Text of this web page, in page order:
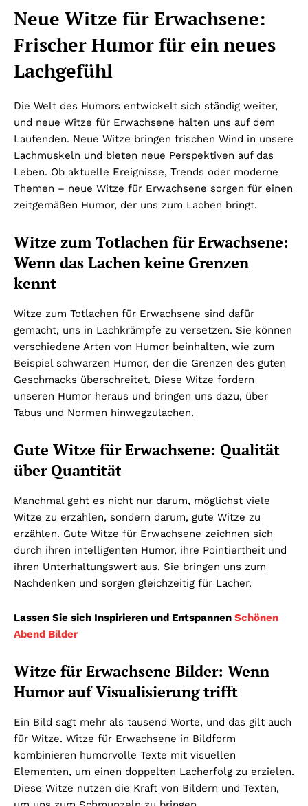
Neue Witze für Erwachsene:
Frischer Humor für ein neues
Lachgefühl
Die Welt des Humors entwickelt sich ständig weiter,
und neue Witze für Erwachsene halten uns auf dem
Laufenden. Neue Witze bringen frischen Wind in unsere
Lachmuskeln und bieten neue Perspektiven auf das
Leben. Ob aktuelle Ereignisse, Trends oder moderne
Themen – neue Witze für Erwachsene sorgen für einen
zeitgemäßen Humor, der uns zum Lachen bringt.
Witze zum Totlachen für Erwachsene:
Wenn das Lachen keine Grenzen
kennt
Witze zum Totlachen für Erwachsene sind dafür
gemacht, uns in Lachkrämpfe zu versetzen. Sie können
verschiedene Arten von Humor beinhalten, wie zum
Beispiel schwarzen Humor, der die Grenzen des guten
Geschmacks überschreitet. Diese Witze fordern
unseren Humor heraus und bringen uns dazu, über
Tabus und Normen hinwegzulachen.
Gute Witze für Erwachsene: Qualität
über Quantität
Manchmal geht es nicht nur darum, möglichst viele
Witze zu erzählen, sondern darum, gute Witze zu
erzählen. Gute Witze für Erwachsene zeichnen sich
durch ihren intelligenten Humor, ihre Pointiertheit und
ihren Unterhaltungswert aus. Sie bringen uns zum
Nachdenken und sorgen gleichzeitig für Lacher.
Lassen Sie sich Inspirieren und Entspannen Schönen
Abend Bilder
Witze für Erwachsene Bilder: Wenn
Humor auf Visualisierung trifft
Ein Bild sagt mehr als tausend Worte, und das gilt auch
für Witze. Witze für Erwachsene in Bildform
kombinieren humorvolle Texte mit visuellen
Elementen, um einen doppelten Lacherfolg zu erzielen.
Diese Witze nutzen die Kraft von Bildern und Texten,